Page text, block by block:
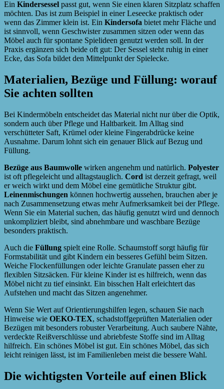
Ein Kindersessel passt gut, wenn Sie einen klaren Sitzplatz schaffen
möchten. Das ist zum Beispiel in einer Leseecke praktisch oder
wenn das Zimmer klein ist. Ein Kindersofa bietet mehr Fläche und
ist sinnvoll, wenn Geschwister zusammen sitzen oder wenn das
Möbel auch für spontane Spielideen genutzt werden soll. In der
Praxis ergänzen sich beide oft gut: Der Sessel steht ruhig in einer
Ecke, das Sofa bildet den Mittelpunkt der Spielecke.
Materialien, Bezüge und Füllung: worauf
Sie achten sollten
Bei Kindermöbeln entscheidet das Material nicht nur über die Optik,
sondern auch über Pflege und Haltbarkeit. Im Alltag sind
verschütteter Saft, Krümel oder kleine Fingerabdrücke keine
Ausnahme. Darum lohnt sich ein genauer Blick auf Bezug und
Füllung.
Bezüge aus Baumwolle wirken angenehm und natürlich. Polyester
ist oft pflegeleicht und alltagstauglich. Cord ist derzeit gefragt, weil
er weich wirkt und dem Möbel eine gemütliche Struktur gibt.
Leinenmischungen können hochwertig aussehen, brauchen aber je
nach Zusammensetzung etwas mehr Aufmerksamkeit bei der Pflege.
Wenn Sie ein Material suchen, das häufig genutzt wird und dennoch
unkompliziert bleibt, sind abnehmbare und waschbare Bezüge
besonders praktisch.
Auch die Füllung spielt eine Rolle. Schaumstoff sorgt häufig für
Formstabilität und gibt Kindern ein besseres Gefühl beim Sitzen.
Weiche Flockenfüllungen oder leichte Granulate passen eher zu
flexiblen Sitzsäcken. Für kleine Kinder ist es hilfreich, wenn das
Möbel nicht zu tief einsinkt. Ein bisschen Halt erleichtert das
Aufstehen und macht das Sitzen angenehmer.
Wenn Sie Wert auf Orientierungshilfen legen, schauen Sie nach
Hinweise wie OEKO-TEX, schadstoffgeprüften Materialien oder
Bezügen mit besonders robuster Verarbeitung. Auch saubere Nähte,
verdeckte Reißverschlüsse und abriebfeste Stoffe sind im Alltag
hilfreich. Ein schönes Möbel ist gut. Ein schönes Möbel, das sich
leicht reinigen lässt, ist im Familienleben meist die bessere Wahl.
Die wichtigsten Vorteile auf einen Blick